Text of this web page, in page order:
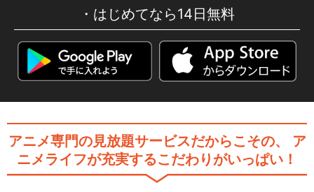
はじめてなら14日無料
アニメ専門の見放題サービスだからこその、
ア
ニメライフが充実するこだわりがいっぱい！